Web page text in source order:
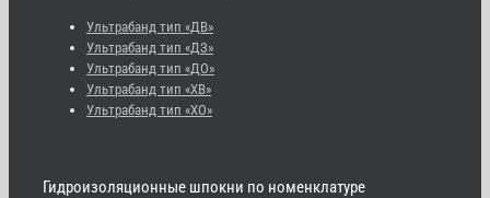
Ультрабанд тип «ДВ»
Ультрабанд тип «ДЗ»
Ультрабанд тип «ДО»
Ультрабанд тип «ХВ»
Ультрабанд тип «ХО»
Гидроизоляционные шпокни по номенклатуре